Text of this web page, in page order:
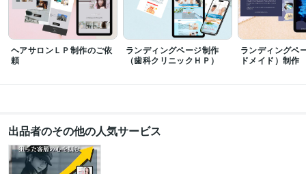
ヘアサロンＬＰ制作のご依
頼
ランディングページ制作
（歯科クリニックＨＰ）
ランディングペ
ドメイド）制作
出品者のその他の人気サービス